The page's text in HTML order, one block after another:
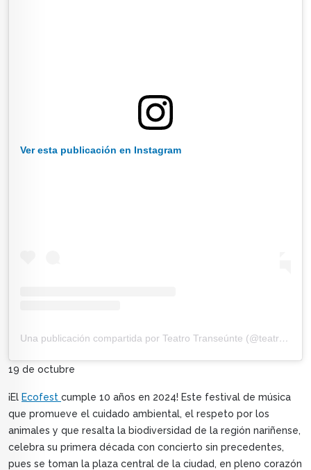
Ver esta publicación en Instagram
Una publicación compartida por Teatro Transeúnte (@teatrotranseunte)
19 de octubre
¡El Ecofest cumple 10 años en 2024! Este festival de música
que promueve el cuidado ambiental, el respeto por los
animales y que resalta la biodiversidad de la región nariñense,
celebra su primera década con concierto sin precedentes,
pues se toman la plaza central de la ciudad, en pleno corazón